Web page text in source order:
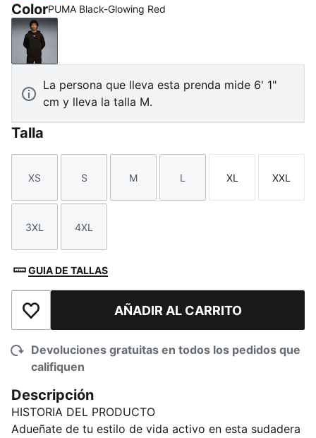
ColorPUMA Black-Glowing Red
PUMA Black-Glowing Red
La persona que lleva esta prenda mide 6' 1"
cm y lleva la talla M.
Talla
Talla
XS
Talla
S
Talla
M
Talla
L
Talla
XL
Talla
XXL
Talla
3XL
Talla
4XL
GUIA DE TALLAS
Añadir a la lista de deseosAÑADIR AL CARRITO
Devoluciones gratuitas en todos los pedidos que
califiquen
Descripción
HISTORIA DEL PRODUCTO
Adueñate de tu estilo de vida activo en esta sudadera